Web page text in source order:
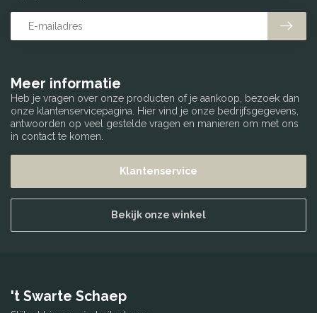
Meer informatie
Heb je vragen over onze producten of je aankoop, bezoek dan
onze klantenservicepagina. Hier vind je onze bedrijfsgegevens,
antwoorden op veel gestelde vragen en manieren om met ons
in contact te komen.
Klantenservice
Bekijk onze winkel
't Swarte Schaep